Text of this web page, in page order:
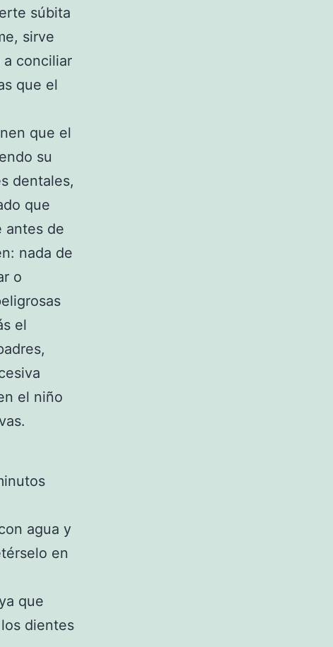
súbita
sirve
conciliar
que el
que el
su
dentales,
que
antes de
nada de
o
el
el niño
agua y
en
que
dientes